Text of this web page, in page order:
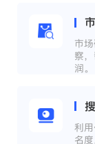
市
察
润。
利
名